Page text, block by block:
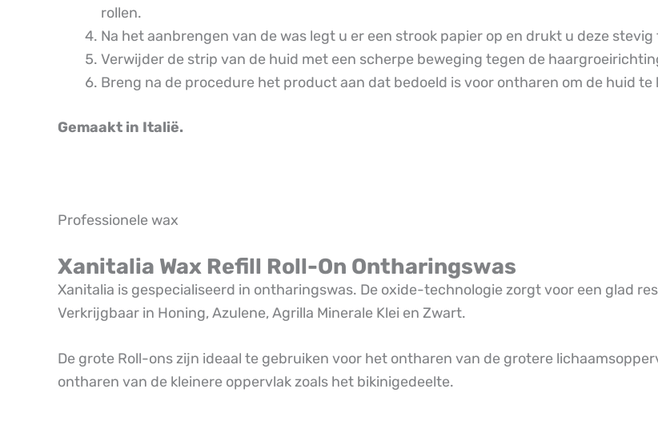
rollen.
Na het aanbrengen van de was legt u er een strook papier op en drukt u deze
Verwijder de strip van de huid met een scherpe beweging tegen de
Breng na de procedure het product aan dat bedoeld is voor ontharen om de huid
Gemaakt in Italië.
Professionele wax
Xanitalia Wax Refill Roll-On Ontharingswas
Xanitalia is gespecialiseerd in ontharingswas. De oxide-technologie zorgt voor een glad
Verkrijgbaar in Honing, Azulene, Agrilla Minerale Klei en Zwart.
De grote Roll-ons zijn ideaal te gebruiken voor het ontharen van de grotere
ontharen van de kleinere oppervlak zoals het bikinigedeelte.